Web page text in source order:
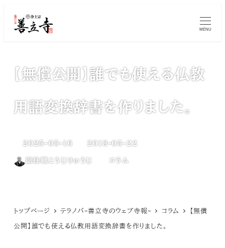
MENU
【無償公開】誰でも使える仏教
用語変換辞書を作りました。
2025-05-16
2018-05-22
著
副住職こうじりゅうじ カテゴリー
コラム
トップページ テラノバ-善立寺のウェブ寺報- コラム 【無償
公開】誰でも使える仏教用語変換辞書を作りました。